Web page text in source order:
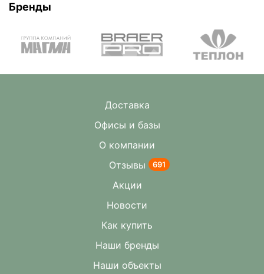
Бренды
Доставка
Офисы и базы
О компании
Отзывы
691
Акции
Новости
Как купить
Наши бренды
Наши объекты